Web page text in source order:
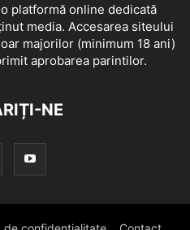
platformă online dedicată
media. Accesarea siteului
majorilor (minimum 18 ani)
aprobarea parintilor.
NE